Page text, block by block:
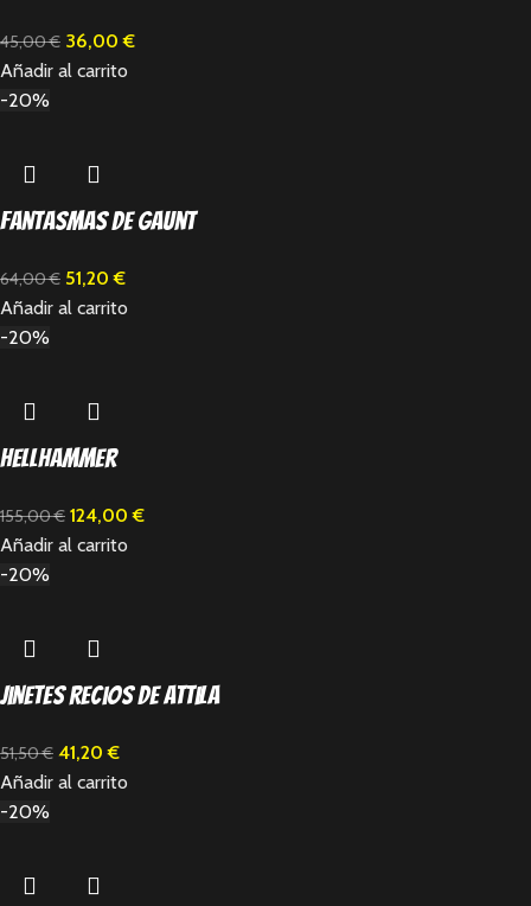
45,00€ 36,00€
Añadir al carrito
-20%
Fantasmas de Gaunt
64,00€ 51,20€
Añadir al carrito
-20%
Hellhammer
155,00€ 124,00€
Añadir al carrito
-20%
Jinetes Recios de Attila
51,50€ 41,20€
Añadir al carrito
-20%